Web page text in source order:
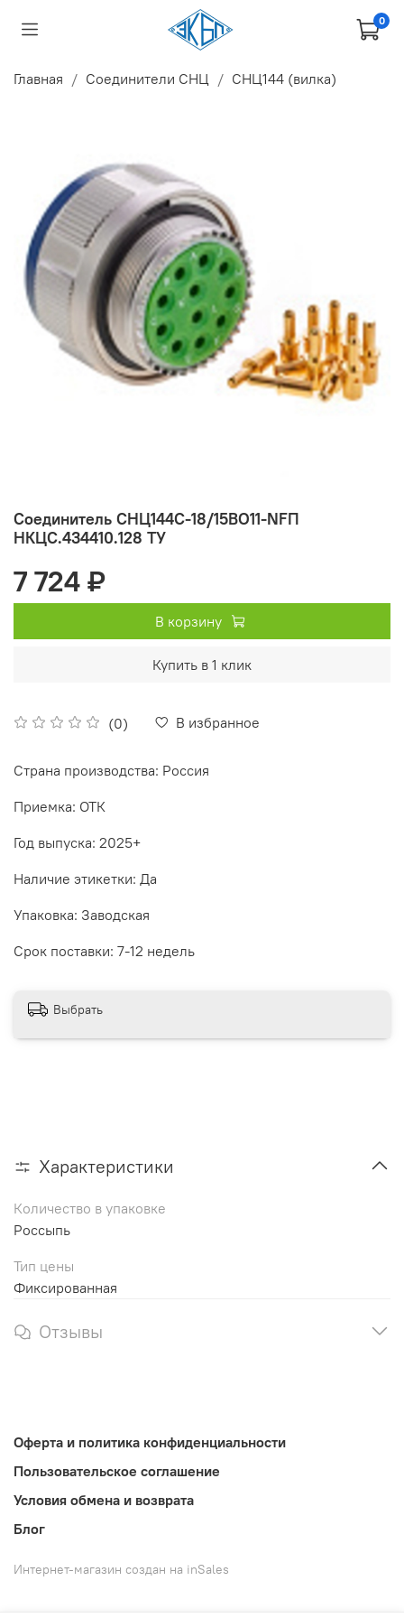
0
Главная Соединители СНЦ СНЦ144 (вилка)
Соединитель СНЦ144С-18/15ВО11-NFП
НКЦС.434410.128 ТУ
(0) В избранное
7 724 ₽
В корзину
Купить в 1 клик
Страна производства: Россия
Приемка: ОТК
Год выпуска: 2025+
Наличие этикетки: Да
Упаковка: Заводская
Срок поставки: 7-12 недель
Выбрать
Характеристики
Количество в упаковке
Россыпь
Тип цены
Фиксированная
Отзывы
Оферта и политика конфиденциальности
Пользовательское соглашение
Условия обмена и возврата
Блог
Интернет-магазин создан на inSales